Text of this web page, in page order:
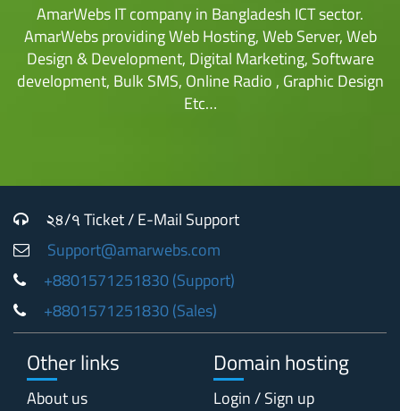
AmarWebs IT company in Bangladesh ICT sector.
AmarWebs providing Web Hosting, Web Server, Web
Design & Development, Digital Marketing, Software
development, Bulk SMS, Online Radio , Graphic Design
Etc…
২৪/৭ Ticket / E-Mail Support
Support@amarwebs.com
+8801571251830 (Support)
+8801571251830 (Sales)
Other links
About us
Domain hosting
Login / Sign up